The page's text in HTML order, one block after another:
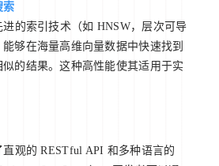
索
进的索引技术（如 HNSW，层次可导
够在海量高维向量数据中快速找到
的结果。这种高性能使其适用于实
直观的 RESTful API 和多种语言的